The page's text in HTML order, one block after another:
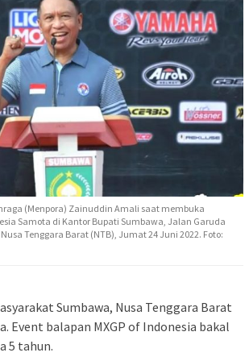
(Menpora) Zainuddin Amali saat membuka
Samota di Kantor Bupati Sumbawa, Jalan Garuda
Tenggara Barat (NTB), Jumat 24 Juni 2022. Foto:
Sumbawa, Nusa Tenggara Barat
Event balapan MXGP of Indonesia bakal
5 tahun.